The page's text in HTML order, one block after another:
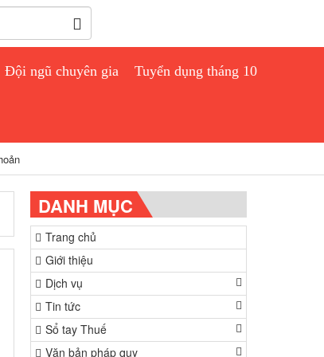
Đội ngũ chuyên gia Tuyển dụng tháng 10
DANH MỤC
Trang chủ
Giới thiệu
Dịch vụ
Tin tức
Sổ tay Thuế
Văn bản pháp quy